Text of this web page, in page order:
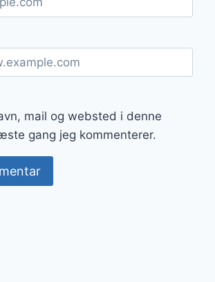
mail og websted i denne
gang jeg kommenterer.